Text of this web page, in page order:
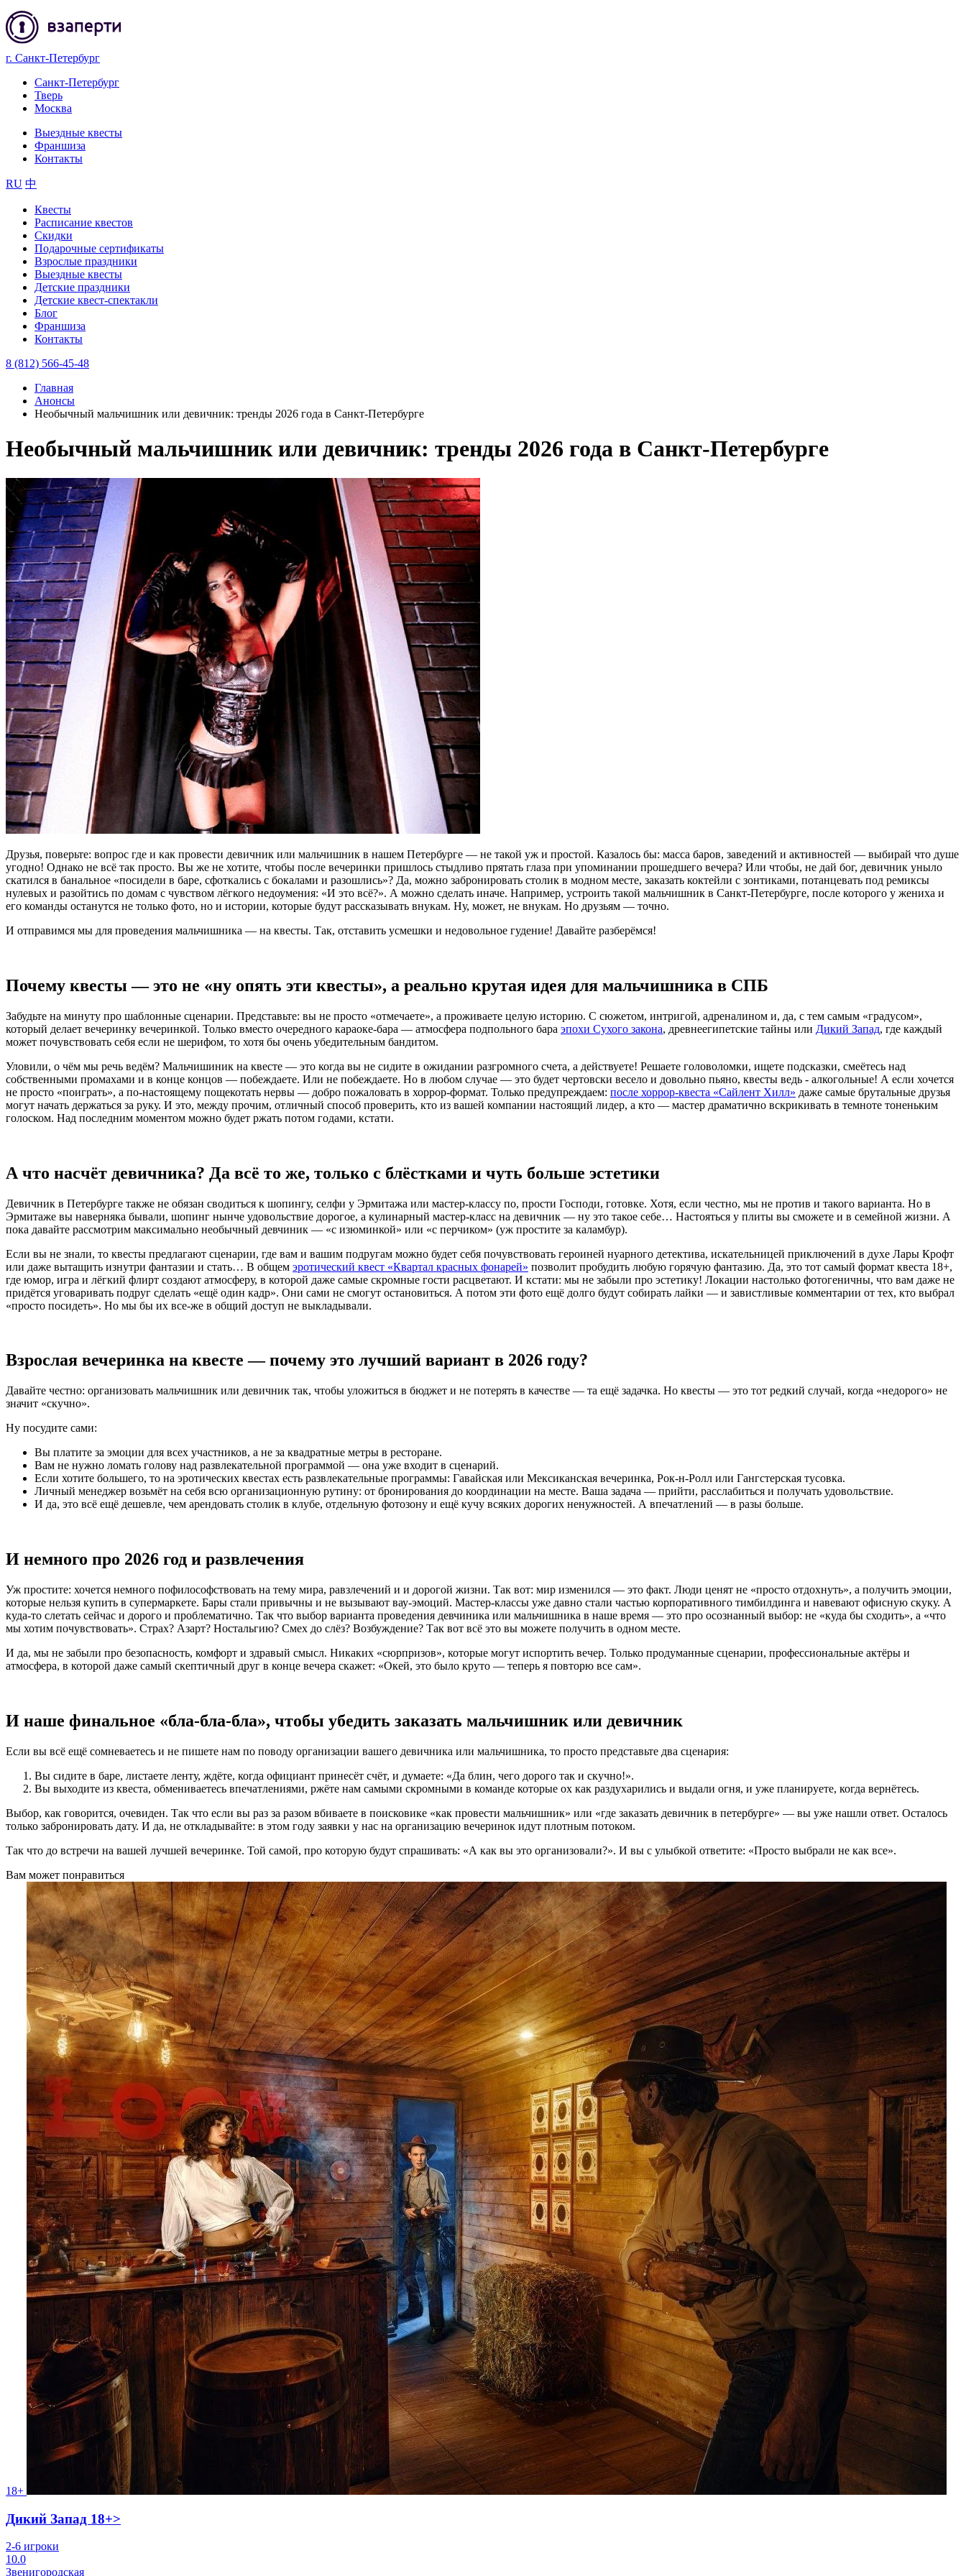
г. Санкт-Петербург
Санкт-Петербург
Тверь
Москва
Выездные квесты
Франшиза
Контакты
RU 中
Квесты
Расписание квестов
Скидки
Подарочные сертификаты
Взрослые праздники
Выездные квесты
Детские праздники
Детские квест-спектакли
Блог
Франшиза
Контакты
8 (812) 566-45-48
Главная
Анонсы
Необычный мальчишник или девичник: тренды 2026 года в Санкт-Петербурге
Необычный мальчишник или девичник: тренды 2026 года в Санкт-Петербурге
Друзья, поверьте: вопрос где и как провести девичник или мальчишник в нашем Петербурге — не такой уж и простой. Казалось бы: масса баров, заведений и активностей — выбирай что душе
угодно! Однако не всё так просто. Вы же не хотите, чтобы после вечеринки пришлось стыдливо прятать глаза при упоминании прошедшего вечера? Или чтобы, не дай бог, девичник уныло
скатился в банальное «посидели в баре, сфоткались с бокалами и разошлись»? Да, можно забронировать столик в модном месте, заказать коктейли с зонтиками, потанцевать под ремиксы
нулевых и разойтись по домам с чувством лёгкого недоумения: «И это всё?». А можно сделать иначе. Например, устроить такой мальчишник в Санкт-Петербурге, после которого у жениха и
его команды останутся не только фото, но и истории, которые будут рассказывать внукам. Ну, может, не внукам. Но друзьям — точно.
И отправимся мы для проведения мальчишника — на квесты. Так, отставить усмешки и недовольное гудение! Давайте разберёмся!
Почему квесты — это не «ну опять эти квесты», а реально крутая идея для мальчишника в СПБ
Забудьте на минуту про шаблонные сценарии. Представьте: вы не просто «отмечаете», а проживаете целую историю. С сюжетом, интригой, адреналином и, да, с тем самым «градусом»,
который делает вечеринку вечеринкой. Только вместо очередного караоке-бара — атмосфера подпольного бара эпохи Сухого закона, древнеегипетские тайны или Дикий Запад, где каждый
может почувствовать себя если не шерифом, то хотя бы очень убедительным бандитом.
Уловили, о чём мы речь ведём? Мальчишиник на квесте — это когда вы не сидите в ожидании разгромного счета, а действуете! Решаете головоломки, ищете подсказки, смеётесь над
собственными промахами и в конце концов — побеждаете. Или не побеждаете. Но в любом случае — это будет чертовски весело и довольно пьяно, квесты ведь - алкогольные! А если хочется
не просто «поиграть», а по-настоящему пощекотать нервы — добро пожаловать в хоррор-формат. Только предупреждаем: после хоррор-квеста «Сайлент Хилл» даже самые брутальные друзья
могут начать держаться за руку. И это, между прочим, отличный способ проверить, кто из вашей компании настоящий лидер, а кто — мастер драматично вскрикивать в темноте тоненьким
голоском. Над последним моментом можно будет ржать потом годами, кстати.
А что насчёт девичника? Да всё то же, только с блёстками и чуть больше эстетики
Девичник в Петербурге также не обязан сводиться к шопингу, селфи у Эрмитажа или мастер-классу по, прости Господи, готовке. Хотя, если честно, мы не против и такого варианта. Но в
Эрмитаже вы наверняка бывали, шопинг нынче удовольствие дорогое, а кулинарный мастер-класс на девичник — ну это такое себе… Настояться у плиты вы сможете и в семейной жизни. А
пока давайте рассмотрим максимально необычный девчиник — «с изюминкой» или «с перчиком» (уж простите за каламбур).
Если вы не знали, то квесты предлагают сценарии, где вам и вашим подругам можно будет себя почувствовать героиней нуарного детектива, искательницей приключений в духе Лары Крофт
или даже вытащить изнутри фантазии и стать… В общем эротический квест «Квартал красных фонарей» позволит пробудить любую горячую фантазию. Да, это тот самый формат квеста 18+,
где юмор, игра и лёгкий флирт создают атмосферу, в которой даже самые скромные гости расцветают. И кстати: мы не забыли про эстетику! Локации настолько фотогеничны, что вам даже не
придётся уговаривать подруг сделать «ещё один кадр». Они сами не смогут остановиться. А потом эти фото ещё долго будут собирать лайки — и завистливые комментарии от тех, кто выбрал
«просто посидеть». Но мы бы их все-же в общий доступ не выкладывали.
Взрослая вечеринка на квесте — почему это лучший вариант в 2026 году?
Давайте честно: организовать мальчишник или девичник так, чтобы уложиться в бюджет и не потерять в качестве — та ещё задачка. Но квесты — это тот редкий случай, когда «недорого» не
значит «скучно».
Ну посудите сами:
Вы платите за эмоции для всех участников, а не за квадратные метры в ресторане.
Вам не нужно ломать голову над развлекательной программой — она уже входит в сценарий.
Если хотите большего, то на эротических квестах есть развлекательные программы: Гавайская или Мексиканская вечеринка, Рок-н-Ролл или Гангстерская тусовка.
Личный менеджер возьмёт на себя всю организационную рутину: от бронирования до координации на месте. Ваша задача — прийти, расслабиться и получать удовольствие.
И да, это всё ещё дешевле, чем арендовать столик в клубе, отдельную фотозону и ещё кучу всяких дорогих ненужностей. А впечатлений — в разы больше.
И немного про 2026 год и развлечения
Уж простите: хочется немного пофилософствовать на тему мира, равзлечений и и дорогой жизни. Так вот: мир изменился — это факт. Люди ценят не «просто отдохнуть», а получить эмоции,
которые нельзя купить в супермаркете. Бары стали привычны и не вызывают вау-эмоций. Мастер-классы уже давно стали частью корпоративного тимбилдинга и навевают офисную скуку. А
куда-то слетать сейчас и дорого и проблематично. Так что выбор варианта проведения девчиника или мальчишника в наше время — это про осознанный выбор: не «куда бы сходить», а «что
мы хотим почувствовать». Страх? Азарт? Ностальгию? Смех до слёз? Возбуждение? Так вот всё это вы можете получить в одном месте.
И да, мы не забыли про безопасность, комфорт и здравый смысл. Никаких «сюрпризов», которые могут испортить вечер. Только продуманные сценарии, профессиональные актёры и
атмосфера, в которой даже самый скептичный друг в конце вечера скажет: «Окей, это было круто — теперь я повторю все сам».
И наше финальное «бла-бла-бла», чтобы убедить заказать мальчишник или девичник
Если вы всё ещё сомневаетесь и не пишете нам по поводу организации вашего девичника или мальчишника, то просто представьте два сценария:
Вы сидите в баре, листаете ленту, ждёте, когда официант принесёт счёт, и думаете: «Да блин, чего дорого так и скучно!».
Вы выходите из квеста, обмениваетесь впечатлениями, ржёте нам самыми скромными в команде которые ох как раздухарились и выдали огня, и уже планируете, когда вернётесь.
Выбор, как говорится, очевиден. Так что если вы раз за разом вбиваете в поисковике «как провести мальчишник» или «где заказать девичник в петербурге» — вы уже нашли ответ. Осталось
только забронировать дату. И да, не откладывайте: в этом году заявки у нас на организацию вечеринок идут плотным потоком.
Так что до встречи на вашей лучшей вечеринке. Той самой, про которую будут спрашивать: «А как вы это организовали?». И вы с улыбкой ответите: «Просто выбрали не как все».
Вам может понравиться
18+
Дикий Запад 18+>
2-6 игроки
10.0
Звенигородская